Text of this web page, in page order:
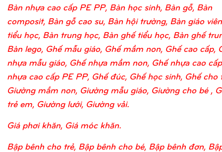
Bàn nhựa cao cấp PE PP, Bàn học sinh, Bàn gỗ, Bàn
composit, Bàn gỗ cao su, Bàn hội trường, Bàn giáo
tiểu học, Bàn trung học, Bàn ghế tiểu học, Bàn ghế
Bàn lego, Ghế mẫu giáo, Ghế mầm non, Ghế cao cấp,
nhựa mẫu giáo, Ghế nhựa mầm non, Ghế nhựa cao
nhựa cao cấp PE PP, Ghế đúc, Ghế học sinh, Ghế
Giường mầm non, Giường mẫu giáo, Giường cho bé ,
trẻ em, Giường lưới, Giường vải.
Giá phơi khăn, Giá móc khăn.
Bập bênh cho trẻ, Bập bênh cho bé, Bập bênh đơn,